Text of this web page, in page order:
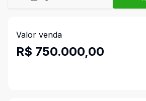
Valor venda
R$ 750.000,00